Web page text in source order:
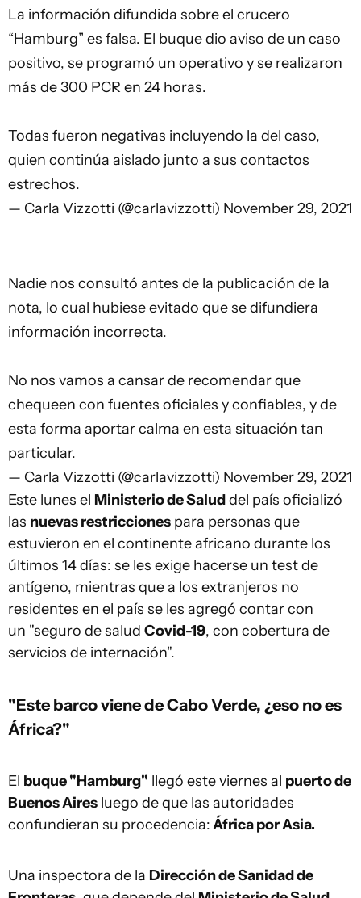
La información difundida sobre el crucero
“Hamburg” es falsa. El buque dio aviso de un caso
positivo, se programó un operativo y se realizaron
más de 300 PCR en 24 horas.
Todas fueron negativas incluyendo la del caso,
quien continúa aislado junto a sus contactos
estrechos.
— Carla Vizzotti (@carlavizzotti) November 29, 2021
Nadie nos consultó antes de la publicación de la
nota, lo cual hubiese evitado que se difundiera
información incorrecta.
No nos vamos a cansar de recomendar que
chequeen con fuentes oficiales y confiables, y de
esta forma aportar calma en esta situación tan
particular.
— Carla Vizzotti (@carlavizzotti) November 29, 2021
Este lunes el Ministerio de Saluddel país oficializó
las nuevas restricciones para personas que
estuvieron en el continente africano durante los
últimos 14 días: se les exige hacerse un test de
antígeno, mientras que a los extranjeros no
residentes en el país se les agregó contar con
un "seguro de salud Covid-19, con cobertura de
servicios de internación".
"Este barco viene de Cabo Verde, ¿eso no es
África?"
El buque "Hamburg" llegó este viernes al puerto de
Buenos Aires luego de que las autoridades
confundieran su procedencia:África por Asia.
Una inspectora de la Dirección de Sanidad de